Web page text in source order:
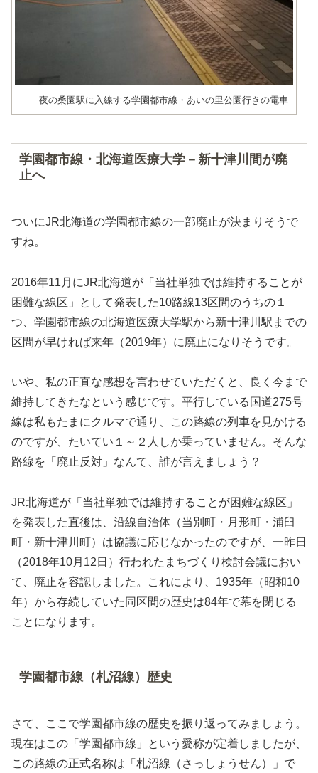
夜の桑園駅に入線する学園都市線・あいの里公園行きの電車
学園都市線・北海道医療大学－新十津川間が廃
止へ
ついにJR北海道の学園都市線の一部廃止が決まりそうで
すね。
2016年11月にJR北海道が「当社単独では維持することが
困難な線区」として発表した10路線13区間のうちの１
つ、学園都市線の北海道医療大学駅から新十津川駅までの
区間が早ければ来年（2019年）に廃止になりそうです。
いや、私の正直な感想を言わせていただくと、良く今まで
維持してきたなという感じです。平行している国道275号
線は私もたまにクルマで通り、この路線の列車を見かける
のですが、たいてい１～２人しか乗っていません。そんな
路線を「廃止反対」なんて、誰が言えましょう？
JR北海道が「当社単独では維持することが困難な線区」
を発表した直後は、沿線自治体（当別町・月形町・浦臼
町・新十津川町）は協議に応じなかったのですが、一昨日
（2018年10月12日）行われたまちづくり検討会議におい
て、廃止を容認しました。これにより、1935年（昭和10
年）から存続していた同区間の歴史は84年で幕を閉じる
ことになります。
学園都市線（札沼線）歴史
さて、ここで学園都市線の歴史を振り返ってみましょう。
現在はこの「学園都市線」という愛称が定着しましたが、
この路線の正式名称は「札沼線（さっしょうせん）」で